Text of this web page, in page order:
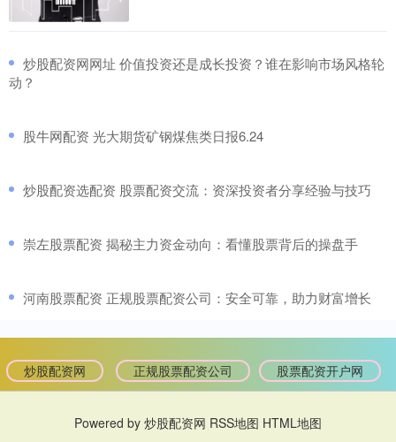
​炒股配资网网址 价值投资还是成长投资？谁在影响市场风格轮
动？
​股牛网配资 光大期货矿钢煤焦类日报6.24
​炒股配资选配资 股票配资交流：资深投资者分享经验与技巧
​崇左股票配资 揭秘主力资金动向：看懂股票背后的操盘手
​河南股票配资 正规股票配资公司：安全可靠，助力财富增长
炒股配资网 正规股票配资公司 股票配资开户网
Powered by 炒股配资网 RSS地图 HTML地图